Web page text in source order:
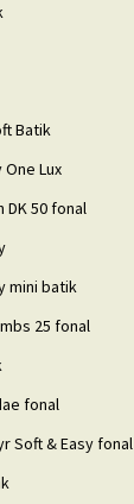
Batik
Lux
DK 50 fonal
mini batik
25 fonal
fonal
Soft & Easy fonal